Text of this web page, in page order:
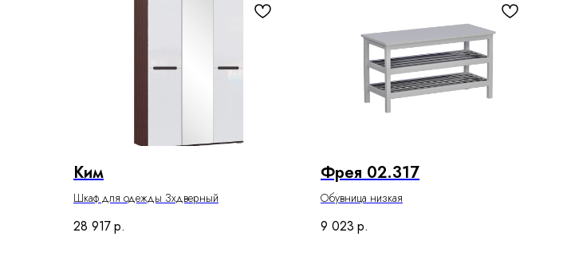
Ким
Шкаф для одежды 3хдверный
28 917р.
Фрея 02.317
Обувница низкая
9 023 р.